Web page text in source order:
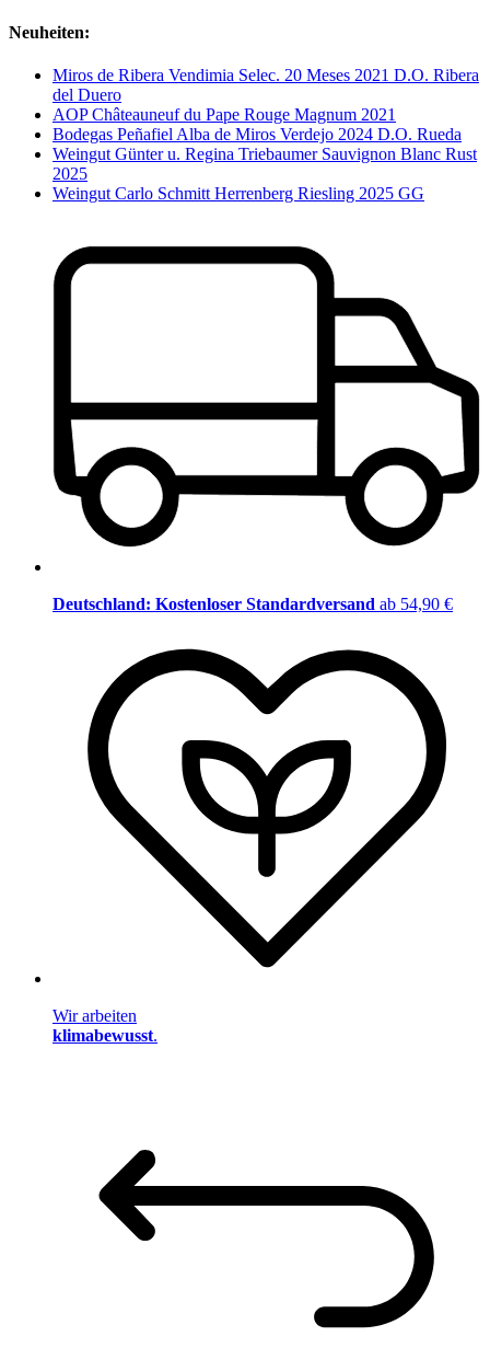
Neuheiten:
Miros de Ribera Vendimia Selec. 20 Meses 2021 D.O. Ribera
del Duero
AOP Châteauneuf du Pape Rouge Magnum 2021
Bodegas Peñafiel Alba de Miros Verdejo 2024 D.O. Rueda
Weingut Günter u. Regina Triebaumer Sauvignon Blanc Rust
2025
Weingut Carlo Schmitt Herrenberg Riesling 2025 GG
Deutschland: Kostenloser Standardversand ab 54,90 €
Wir arbeiten
klimabewusst.